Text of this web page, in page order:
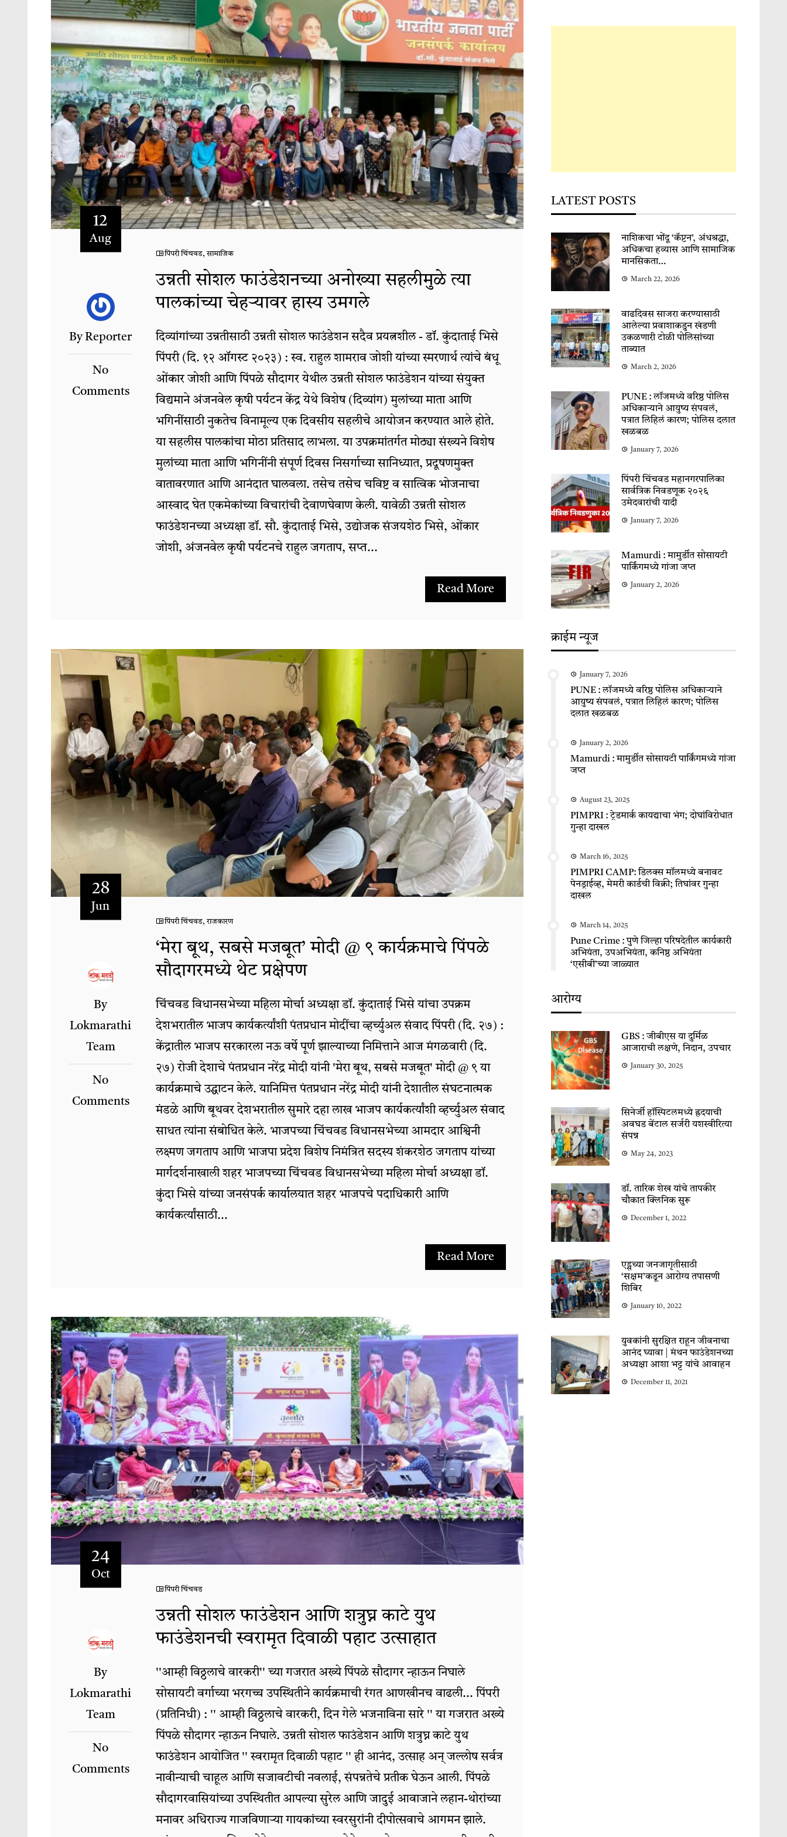
12
Aug
By Reporter
No
Comments
पिंपरी चिंचवड,सामाजिक
उन्नती सोशल फाउंडेशनच्या अनोख्या सहलीमुळे त्या
पालकांच्या चेहऱ्यावर हास्य उमगले
दिव्यांगांच्या उन्नतीसाठी उन्नती सोशल फाउंडेशन सदैव प्रयत्नशील - डॉ. कुंदाताई भिसे
पिंपरी (दि. १२ ऑगस्ट २०२३) : स्व. राहुल शामराव जोशी यांच्या स्मरणार्थ त्यांचे बंधू
ओंकार जोशी आणि पिंपळे सौदागर येथील उन्नती सोशल फाउंडेशन यांच्या संयुक्त
विद्यमाने अंजनवेल कृषी पर्यटन केंद्र येथे विशेष (दिव्यांग) मुलांच्या माता आणि
भगिनींसाठी नुकतेच विनामूल्य एक दिवसीय सहलीचे आयोजन करण्यात आले होते.
या सहलीस पालकांचा मोठा प्रतिसाद लाभला. या उपक्रमांतर्गत मोठ्या संख्यने विशेष
मुलांच्या माता आणि भगिनींनी संपूर्ण दिवस निसर्गाच्या सानिध्यात, प्रदूषणमुक्त
वातावरणात आणि आनंदात घालवला. तसेच तसेच चविष्ट व सात्विक भोजनाचा
आस्वाद घेत एकमेकांच्या विचारांची देवाणघेवाण केली. यावेळी उन्नती सोशल
फाउंडेशनच्या अध्यक्षा डॉ. सौ. कुंदाताई भिसे, उद्योजक संजयशेठ भिसे, ओंकार
जोशी, अंजनवेल कृषी पर्यटनचे राहुल जगताप, सप्त...
Read More
28
Jun
By
Lokmarathi
Team
No
Comments
पिंपरी चिंचवड,राजकारण
‘मेरा बूथ, सबसे मजबूत’ मोदी @ ९ कार्यक्रमाचे पिंपळे
सौदागरमध्ये थेट प्रक्षेपण
चिंचवड विधानसभेच्या महिला मोर्चा अध्यक्षा डॉ. कुंदाताई भिसे यांचा उपक्रम
देशभरातील भाजप कार्यकर्त्यांशी पंतप्रधान मोदींचा व्हर्च्युअल संवाद पिंपरी (दि. २७) :
केंद्रातील भाजप सरकारला नऊ वर्षे पूर्ण झाल्याच्या निमित्ताने आज मंगळवारी (दि.
२७) रोजी देशाचे पंतप्रधान नरेंद्र मोदी यांनी 'मेरा बूथ, सबसे मजबूत' मोदी @ ९ या
कार्यक्रमाचे उद्घाटन केले. यानिमित्त पंतप्रधान नरेंद्र मोदी यांनी देशातील संघटनात्मक
मंडळे आणि बूथवर देशभरातील सुमारे दहा लाख भाजप कार्यकर्त्यांशी व्हर्च्युअल संवाद
साधत त्यांना संबोधित केले. भाजपच्या चिंचवड विधानसभेच्या आमदार आश्विनी
लक्ष्मण जगताप आणि भाजपा प्रदेश विशेष निमंत्रित सदस्य शंकरशेठ जगताप यांच्या
मार्गदर्शनाखाली शहर भाजपच्या चिंचवड विधानसभेच्या महिला मोर्चा अध्यक्षा डॉ.
कुंदा भिसे यांच्या जनसंपर्क कार्यालयात शहर भाजपचे पदाधिकारी आणि
कार्यकर्त्यांसाठी...
Read More
24
Oct
By
Lokmarathi
Team
No
Comments
पिंपरी चिंचवड
उन्नती सोशल फाउंडेशन आणि शत्रुघ्न काटे युथ
फाउंडेशनची स्वरामृत दिवाळी पहाट उत्साहात
''आम्ही विठ्ठलाचे वारकरी'' च्या गजरात अख्ये पिंपळे सौदागर न्हाऊन निघाले
सोसायटी वर्गाच्या भरगच्च उपस्थितीने कार्यक्रमाची रंगत आणखीनच वाढली... पिंपरी
(प्रतिनिधी) : '' आम्ही विठ्ठलाचे वारकरी, दिन गेले भजनाविना सारे '' या गजरात अख्ये
पिंपळे सौदागर न्हाऊन निघाले. उन्नती सोशल फाउंडेशन आणि शत्रुघ्न काटे युथ
फाउंडेशन आयोजित '' स्वरामृत दिवाळी पहाट '' ही आनंद, उत्साह अन् जल्लोष सर्वत्र
नावीन्याची चाहूल आणि सजावटीची नवलाई, संपन्नतेचे प्रतीक घेऊन आली. पिंपळे
सौदागरवासियांच्या उपस्थितीत आपल्या सुरेल आणि जादुई आवाजाने लहान-थोरांच्या
मनावर अधिराज्य गाजविणाऱ्या गायकांच्या स्वरसुरांनी दीपोत्सवाचे आगमन झाले.
LATEST POSTS
नाशिकचा भोंदू ‘कॅप्टन’, अंधश्रद्धा,
अधिकचा हव्यास आणि सामाजिक
मानसिकता…
March 22, 2026
वाढदिवस साजरा करण्यासाठी
आलेल्या प्रवाशाकडुन खंडणी
उकळणारी टोळी पोलिसांच्या
ताब्यात
March 2, 2026
PUNE : लॉजमध्ये वरिष्ठ पोलिस
अधिकाऱ्याने आयुष्य संपवलं,
पत्रात लिहिलं कारण; पोलिस दलात
खळबळ
January 7, 2026
पिंपरी चिंचवड महानगरपालिका
सार्वत्रिक निवडणूक २०२६
उमेदवारांची यादी
January 7, 2026
Mamurdi : मामुर्डीत सोसायटी
पार्किंगमध्ये गांजा जप्त
January 2, 2026
क्राईम न्यूज
January 7, 2026
PUNE : लॉजमध्ये वरिष्ठ पोलिस अधिकाऱ्याने
आयुष्य संपवलं, पत्रात लिहिलं कारण; पोलिस
दलात खळबळ
January 2, 2026
Mamurdi : मामुर्डीत सोसायटी पार्किंगमध्ये गांजा
जप्त
August 23, 2025
PIMPRI : ट्रेडमार्क कायद्याचा भंग; दोघांविरोधात
गुन्हा दाखल
March 16, 2025
PIMPRI CAMP: डिलक्स मॉलमध्ये बनावट
पेनड्राईव्ह, मेमरी कार्डची विक्री; तिघांवर गुन्हा
दाखल
March 14, 2025
Pune Crime : पुणे जिल्हा परिषदेतील कार्यकारी
अभियंता, उपअभियंता, कनिष्ठ अभियंता
‘एसीबी’च्या जाळ्यात
आरोग्य
GBS : जीबीएस या दुर्मिळ
आजाराची लक्षणे, निदान, उपचार
January 30, 2025
सिनेर्जी हॉस्पिटलमध्ये ह्रदयाची
अवघड बेंटाल सर्जरी यशस्वीरित्या
संपन्न
May 24, 2023
डॉ. तारिक शेख यांचे तापकीर
चौकात क्लिनिक सुरू
December 1, 2022
एड्सच्या जनजागृतीसाठी
‘सक्षम’कडून आरोग्य तपासणी
शिबिर
January 10, 2022
युवकांनी सुरक्षित राहून जीवनाचा
आनंद घ्यावा | मंथन फाउंडेशनच्या
अध्यक्षा आशा भट्ट यांचे आवाहन
December 11, 2021